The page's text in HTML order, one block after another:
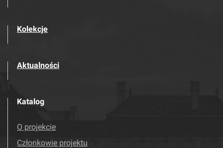
Kolekcje
Aktualności
Katalog
O projekcie
Członkowie projektu